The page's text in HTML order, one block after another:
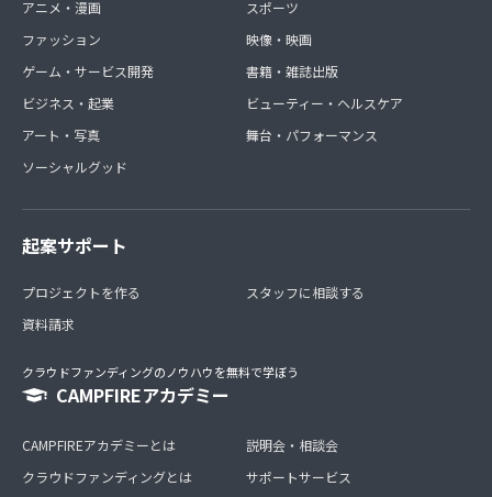
アニメ・漫画
ファッション
ゲーム・サービス開発
ビジネス・起業
アート・写真
ソーシャルグッド
スポーツ
映像・映画
書籍・雑誌出版
ビューティー・ヘルスケア
舞台・パフォーマンス
起案サポート
プロジェクトを作る
資料請求
スタッフに相談する
クラウドファンディングのノウハウを無料で学ぼう
CAMPFIREアカデミー
CAMPFIREアカデミーとは
クラウドファンディングとは
説明会・相談会
サポートサービス